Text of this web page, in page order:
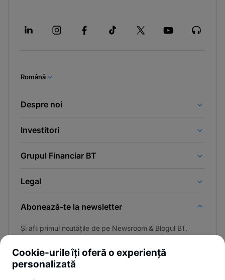
Română
Despre noi
Investitori
Grupul Financiar BT
Legal
Abonează-te la newsletter
Și afli primul noutățile de pe Newsroom & Blogul BT.
Cookie-urile îți oferă o experiență
personalizată